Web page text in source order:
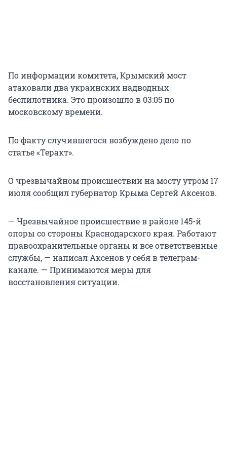
По информации комитета, Крымский мост
атаковали два украинских надводных
беспилотника. Это произошло в 03:05 по
московскому времени.
По факту случившегося возбуждено дело по
статье «Теракт».
О чрезвычайном происшествии на мосту утром 17
июля сообщил губернатор Крыма Сергей Аксенов.
— Чрезвычайное происшествие в районе 145-й
опоры со стороны Краснодарского края. Работают
правоохранительные органы и все ответственные
службы, — написал Аксенов у себя в телеграм-
канале. — Принимаются меры для
восстановления ситуации.